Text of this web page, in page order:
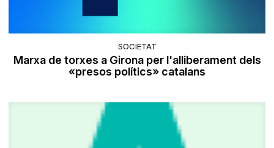
SOCIETAT
Marxa de torxes a Girona per l'alliberament dels
«presos polítics» catalans